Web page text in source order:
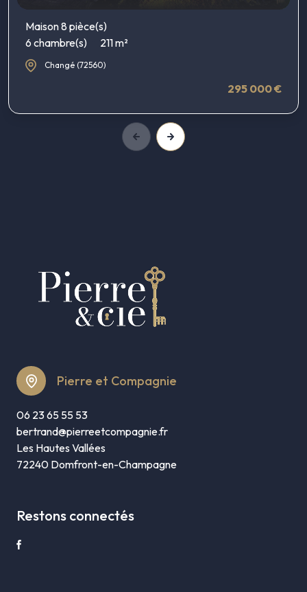
Maison 8 pièce(s)
6 chambre(s)
211 m²
Changé (72560)
295 000 €
Pierre et Compagnie
06 23 65 55 53
bertrand@pierreetcompagnie.fr
Les Hautes Vallées
72240 Domfront-en-Champagne
Restons connectés